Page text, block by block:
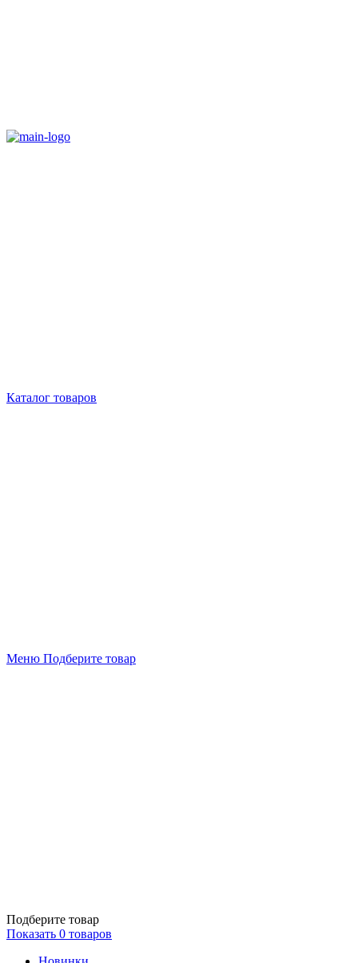
Каталог товаров
Меню Подберите товар
Подберите товар
Показать 0 товаров